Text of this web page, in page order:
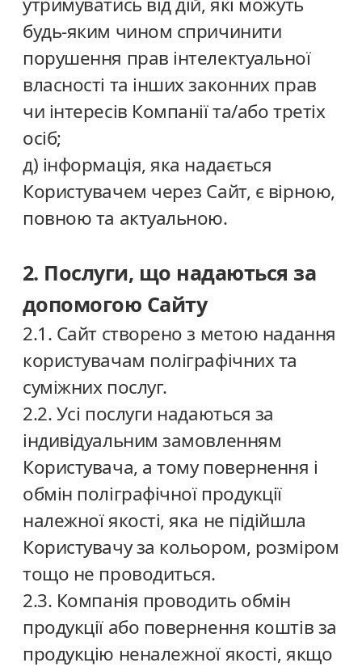
будь-яким чином спричинити
порушення прав інтелектуальної
власності та інших законних прав
чи інтересів Компанії та/або третіх
осіб;
д) інформація, яка надається
Користувачем через Сайт, є вірною,
повною та актуальною.
2. Послуги, що надаються за
допомогою Сайту
2.1. Сайт створено з метою надання
користувачам поліграфічних та
суміжних послуг.
2.2. Усі послуги надаються за
індивідуальним замовленням
Користувача, а тому повернення і
обмін поліграфічної продукції
належної якості, яка не підійшла
Користувачу за кольором, розміром
тощо не проводиться.
2.3. Компанія проводить обмін
продукції або повернення коштів за
продукцію неналежної якості, якщо